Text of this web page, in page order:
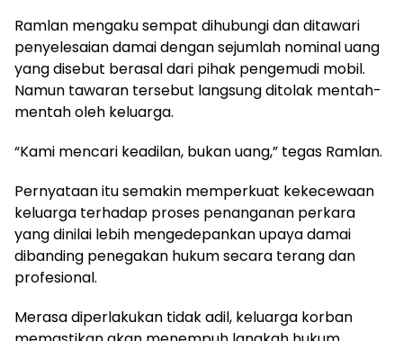
Ramlan mengaku sempat dihubungi dan ditawari
penyelesaian damai dengan sejumlah nominal uang
yang disebut berasal dari pihak pengemudi mobil.
Namun tawaran tersebut langsung ditolak mentah-
mentah oleh keluarga.
“Kami mencari keadilan, bukan uang,” tegas Ramlan.
Pernyataan itu semakin memperkuat kekecewaan
keluarga terhadap proses penanganan perkara
yang dinilai lebih mengedepankan upaya damai
dibanding penegakan hukum secara terang dan
profesional.
Merasa diperlakukan tidak adil, keluarga korban